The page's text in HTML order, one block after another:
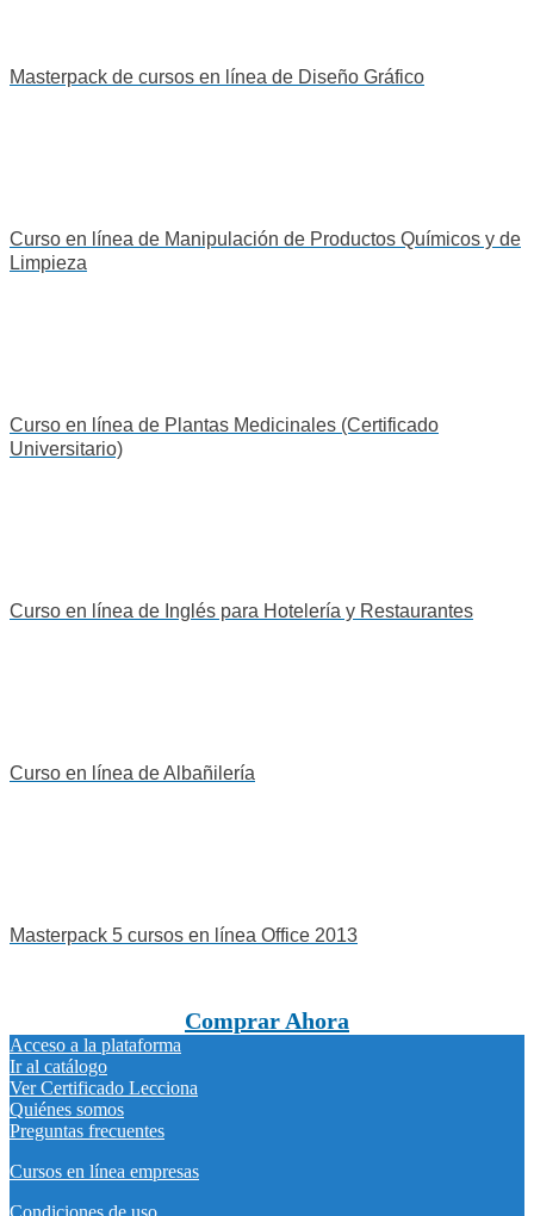
Masterpack de cursos en línea de Diseño Gráfico
Curso en línea de Manipulación de Productos Químicos y de
Limpieza
Curso en línea de Plantas Medicinales (Certificado
Universitario)
Curso en línea de Inglés para Hotelería y Restaurantes
Curso en línea de Albañilería
Masterpack 5 cursos en línea Office 2013
Comprar Ahora
Acceso a la plataforma
Ir al catálogo
Ver Certificado Lecciona
Quiénes somos
Preguntas frecuentes
Cursos en línea empresas
Condiciones de uso